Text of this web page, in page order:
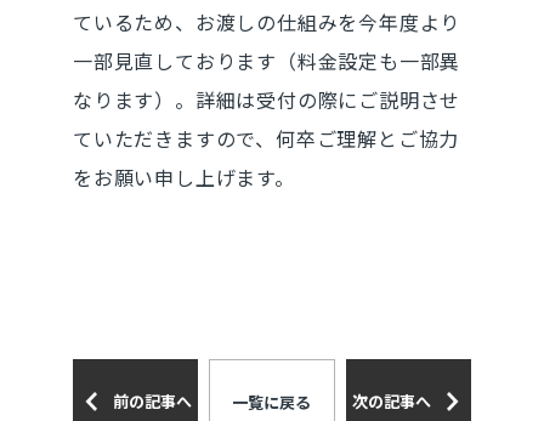
ているため、お渡しの仕組みを今年度より
一部見直しております（料金設定も一部異
なります）。詳細は受付の際にご説明させ
ていただきますので、何卒ご理解とご協力
をお願い申し上げます。
前の記事へ 一覧に戻る 次の記事へ